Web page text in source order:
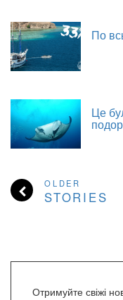
По
Це
OLDER
STORIES
Отримуйте свіжі